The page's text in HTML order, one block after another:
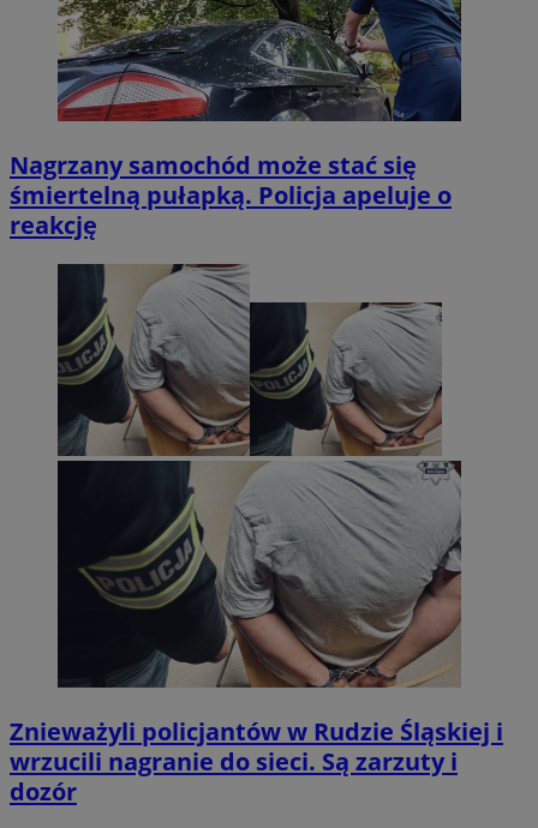
Nagrzany samochód może stać się
śmiertelną pułapką. Policja apeluje o
reakcję
Znieważyli policjantów w Rudzie Śląskiej i
wrzucili nagranie do sieci. Są zarzuty i
dozór